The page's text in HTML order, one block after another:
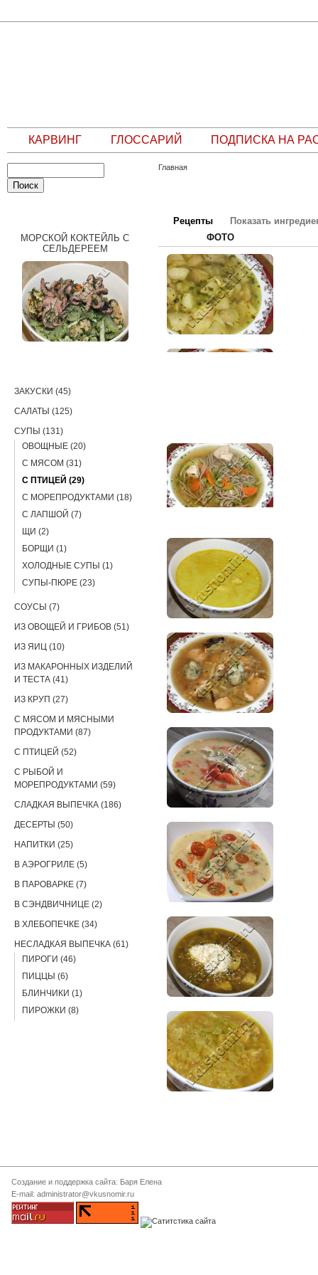
КАРВИНГ ГЛОССАРИЙ ПОДПИСКА НА
Главная
Рецепты
Показать
ФОТО
МОРСКОЙ КОКТЕЙЛЬ С
СЕЛЬДЕРЕЕМ
ЗАКУСКИ (45)
САЛАТЫ (125)
СУПЫ (131)
ОВОЩНЫЕ (20)
С МЯСОМ (31)
С ПТИЦЕЙ (29)
С МОРЕПРОДУКТАМИ (18)
С ЛАПШОЙ (7)
ЩИ (2)
БОРЩИ (1)
ХОЛОДНЫЕ СУПЫ (1)
СУПЫ-ПЮРЕ (23)
СОУСЫ (7)
ИЗ ОВОЩЕЙ И ГРИБОВ (51)
ИЗ ЯИЦ (10)
ИЗ МАКАРОННЫХ ИЗДЕЛИЙ
И ТЕСТА (41)
ИЗ КРУП (27)
С МЯСОМ И МЯСНЫМИ
ПРОДУКТАМИ (87)
С ПТИЦЕЙ (52)
С РЫБОЙ И
МОРЕПРОДУКТАМИ (59)
СЛАДКАЯ ВЫПЕЧКА (186)
ДЕСЕРТЫ (50)
НАПИТКИ (25)
В АЭРОГРИЛЕ (5)
В ПАРОВАРКЕ (7)
В СЭНДВИЧНИЦЕ (2)
В ХЛЕБОПЕЧКЕ (34)
НЕСЛАДКАЯ ВЫПЕЧКА (61)
ПИРОГИ (46)
ПИЦЦЫ (6)
БЛИНЧИКИ (1)
ПИРОЖКИ (8)
Создание и поддержка сайта: Баря Елена
E-mail: administrator@vkusnomir.ru